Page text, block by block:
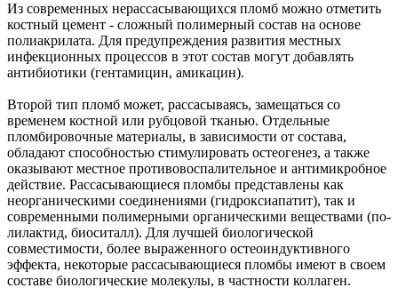
Из современных нерассасывающихся пломб можно отметить
костный цемент - сложный полимерный состав на основе
полиакрилата. Для предупреждения развития местных
инфекционных процессов в этот состав могут добавлять
антибиотики (гентамицин, амикацин).
Второй тип пломб может, рассасываясь, замещаться со
временем костной или рубцовой тканью. Отдельные
пломбировочные материалы, в зависимости от состава,
обладают способностью стимулировать остеогенез, а также
оказывают местное противовоспалительное и антимикробное
действие. Рассасывающиеся пломбы представлены как
неорганическими соединениями (гидроксиапатит), так и
современными полимерными органическими веществами (по-
лилактид, биоситалл). Для лучшей биологической
совместимости, более выраженного остеоиндуктивного
эффекта, некоторые рассасывающиеся пломбы имеют в своем
составе биологические молекулы, в частности коллаген.